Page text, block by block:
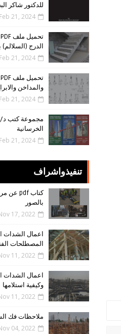
للدكتور شاكر
Feb 21, 2024
الدرج
Feb 21, 2024
والمداخن
Feb 21, 2024
مجموعة كتب د/
الخرسانية
Feb 21, 2024
تنفيذواشراف
بالصور
17, 2022
اعمال الشدات
المصطلحات
11, 2022
اعمال الشدات
وكيفية استلامها
11, 2022
ملاحظات فك
04, 2022